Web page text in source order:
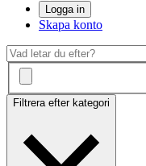
Logga in
Skapa konto
Filtrera efter kategori